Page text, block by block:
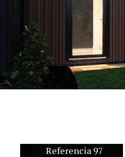
Referencia 97